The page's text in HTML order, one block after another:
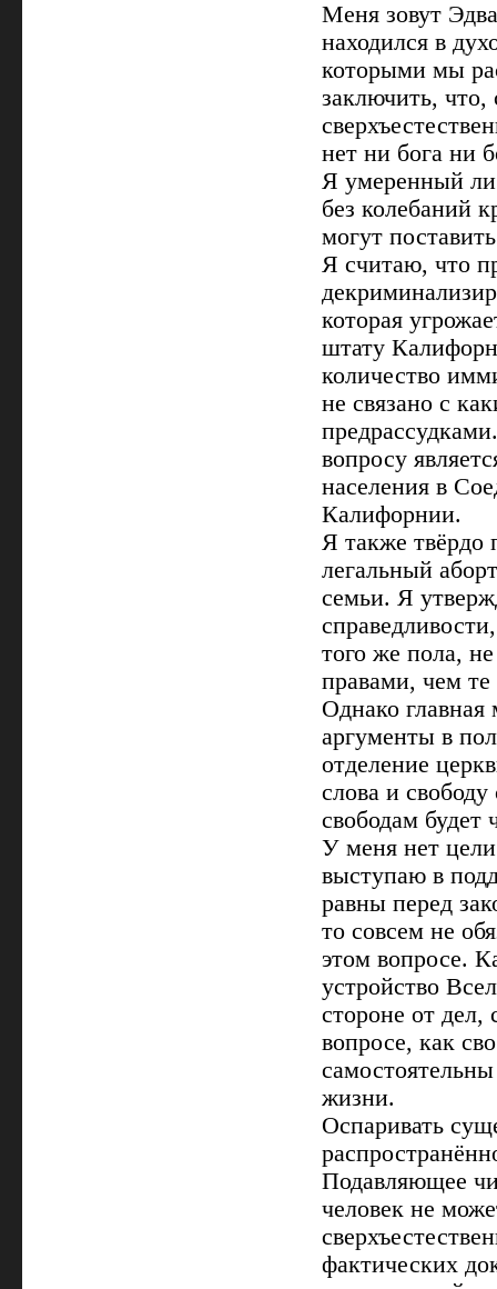
Меня зовут
находился в
которыми мы
заключить, что,
нет ни бога ни
Я умеренный
без колебаний
могут
Я считаю, что
которая
штату
количество
не связано с
вопросу
населения в
Калифорнии.
Я также
легальный
семьи. Я
того же пола,
правами, чем те
Однако главная
аргументы в
отделение
слова и
свободам будет
У меня нет
выступаю в
равны перед
то совсем не
этом вопросе.
устройство
стороне от дел,
вопросе, как
жизни.
Оспаривать
Подавляющее
человек не
фактических